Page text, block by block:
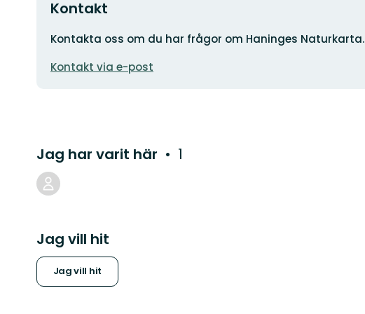
Kontakt
Adress
Kontakta oss om du har frågor om Haninges Naturkarta.
postadress
Kontakt via e-post
Jag har varit här 1
Jag vill hit
Jag vill hit